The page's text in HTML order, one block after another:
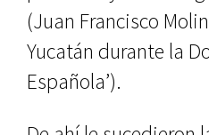
(Juan Francisco
Yucatán durante la
Española’).